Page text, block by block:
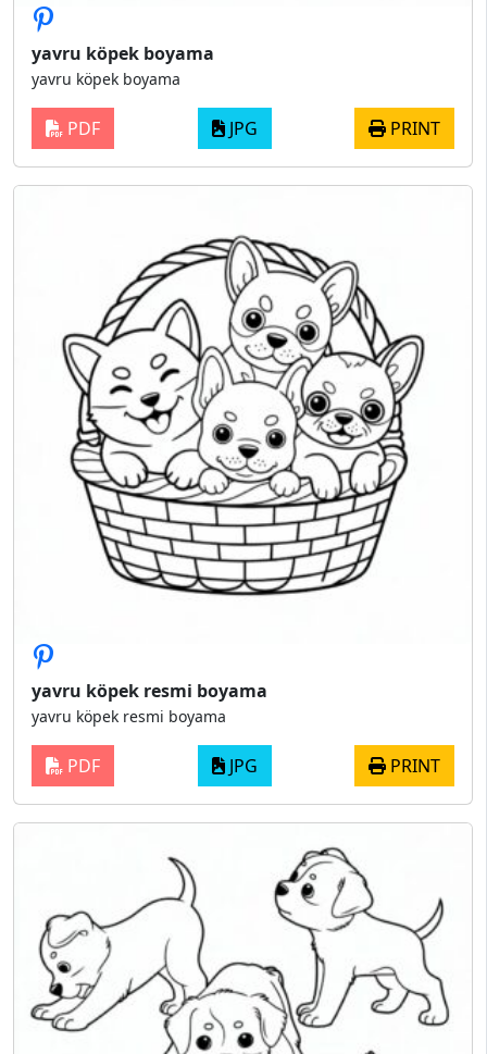
yavru köpek boyama
yavru köpek boyama
PDF JPG PRINT
yavru köpek resmi boyama
yavru köpek resmi boyama
PDF JPG PRINT